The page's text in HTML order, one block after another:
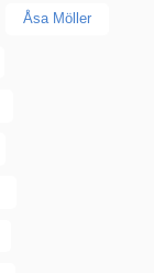
Åsa Möller